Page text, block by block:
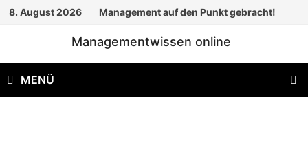
Zum
8. August 2026 Management auf den Punkt gebracht!
Managementwissen online
MENÜ